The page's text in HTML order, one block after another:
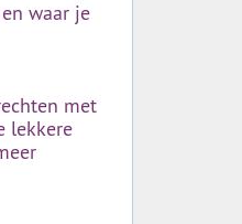
waar je
met
lekkere